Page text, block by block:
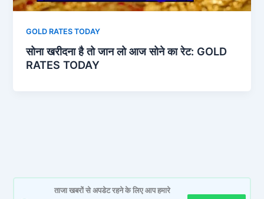
GOLD RATES TODAY
सोना खरीदना है तो जान लो आज सोने का रेट: GOLD
RATES TODAY
ताजा खबरों से अपडेट रहने के लिए आप हमारे